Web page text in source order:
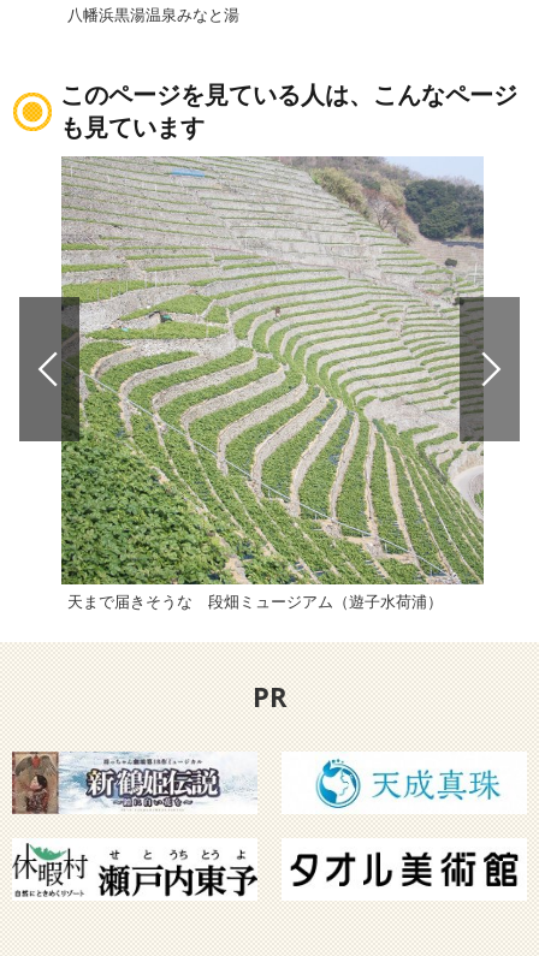
八幡浜黒湯温泉みなと湯
このページを見ている人は、こんなページ
も見ています
天まで届きそうな 段畑ミュージアム（遊子水荷浦）
PR